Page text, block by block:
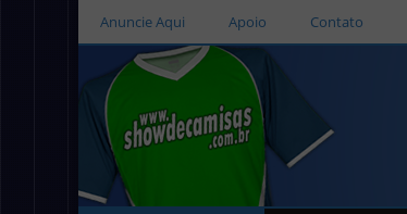
Anuncie Aqui Apoio Contato